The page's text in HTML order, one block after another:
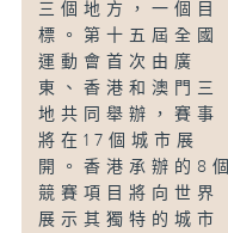
三個地方，一個目
標。第十五屆全國
運動會首次由廣
東、香港和澳門三
地共同舉辦，賽事
將在17個城市展
開。香港承辦的8個
競賽項目將向世界
展示其獨特的城市